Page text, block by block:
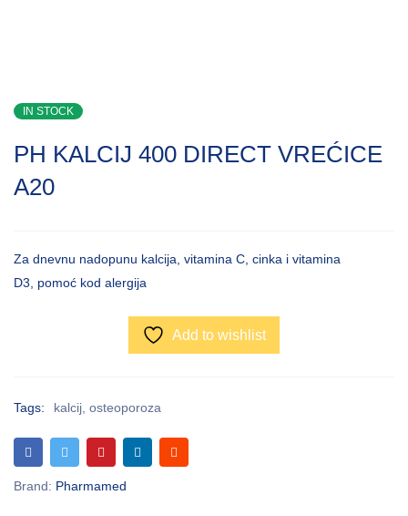
IN STOCK
PH KALCIJ 400 DIRECT VREĆICE
A20
Za dnevnu nadopunu kalcija, vitamina C, cinka i vitamina
D3, pomoć kod alergija
Add to wishlist
Tags: kalcij, osteoporoza
Brand: Pharmamed